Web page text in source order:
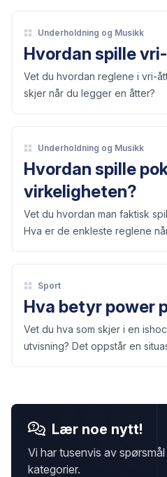
Underholdning og Musikk
Hvordan spille
Vet du hvordan reglene i vri-
skjer når du legger en åtter?
Underholdning og Musikk
Hvordan spille
virkeligheten?
Vet du hvordan man faktisk
Hva er de enkleste reglene
Sport
Hva betyr power
Vet du hva som skjer i en
utvisning? Det oppstår en
Lær noe nytt!
Vi har tusenvis av
kategorier.